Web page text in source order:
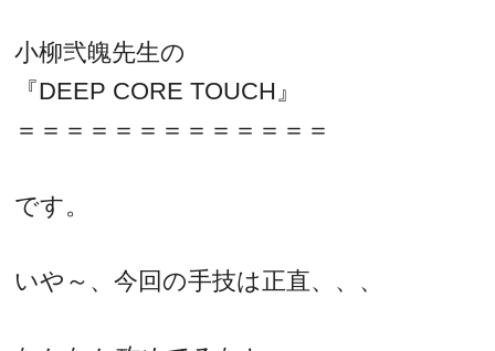
小柳弐魄先生の
『DEEP CORE TOUCH』
＝＝＝＝＝＝＝＝＝＝＝＝＝
です。
いや～、今回の手技は正直、、、